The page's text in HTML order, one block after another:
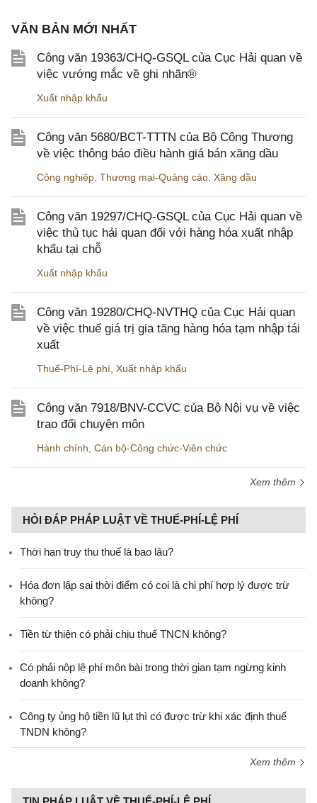
VĂN BẢN MỚI NHẤT
Công văn 19363/CHQ-GSQL của Cục Hải quan về
việc vướng mắc về ghi nhãn®
Xuất nhập khẩu
Công văn 5680/BCT-TTTN của Bộ Công Thương
về việc thông báo điều hành giá bán xăng dầu
Công nghiệp Thương mại-Quảng cáo Xăng dầu
Công văn 19297/CHQ-GSQL của Cục Hải quan về
việc thủ tục hải quan đối với hàng hóa xuất nhập
khẩu tại chỗ
Xuất nhập khẩu
Công văn 19280/CHQ-NVTHQ của Cục Hải quan
về việc thuế giá trị gia tăng hàng hóa tạm nhập tái
xuất
Thuế-Phí-Lệ phí Xuất nhập khẩu
Công văn 7918/BNV-CCVC của Bộ Nội vụ về việc
trao đổi chuyên môn
Hành chính Cán bộ-Công chức-Viên chức
Xem thêm
HỎI ĐÁP PHÁP LUẬT VỀ THUẾ-PHÍ-LỆ PHÍ
Thời hạn truy thu thuế là bao lâu?
Hóa đơn lập sai thời điểm có coi là chi phí hợp lý được trừ
không?
Tiền từ thiện có phải chịu thuế TNCN không?
Có phải nộp lệ phí môn bài trong thời gian tạm ngừng kinh
doanh không?
Công ty ủng hộ tiền lũ lụt thì có được trừ khi xác định thuế
TNDN không?
Xem thêm